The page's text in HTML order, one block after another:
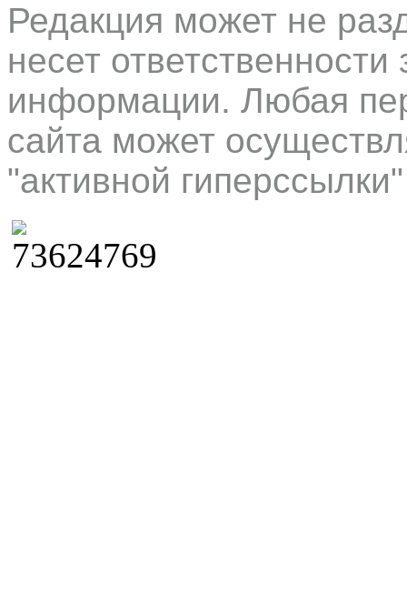
Редакция может не
несет
информации. Любая
сайта может
"активной